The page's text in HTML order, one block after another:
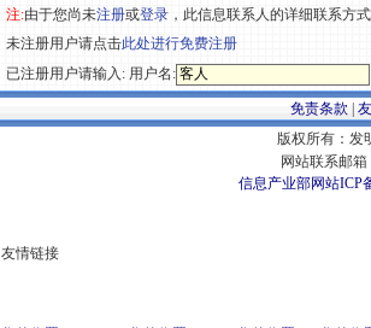
注:由于您尚未注册或登录 ，此信息联系人的详细联系方
未注册用户请点击此处进行免费注册
已注册用户请输入: 用户名:
免责条款
版权所有：发
网站联系邮箱
信息产业部网站ICP
友情链接